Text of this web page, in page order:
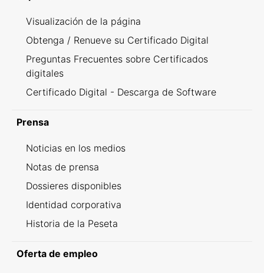
Visualización de la página
Obtenga / Renueve su Certificado Digital
Preguntas Frecuentes sobre Certificados
digitales
Certificado Digital - Descarga de Software
Prensa
Noticias en los medios
Notas de prensa
Dossieres disponibles
Identidad corporativa
Historia de la Peseta
Oferta de empleo